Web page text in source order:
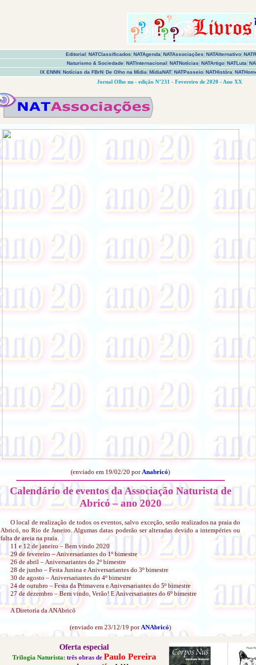
Editorial NATClassificados NATAgenda NATAssociações NATAlternativo
Naturismo & Sociedade NATInternacional NATNotícias NATArtigo NATLuta
IX ENNN| Notícias da FBrN| De Olho na Mídia MídiaNAT| NATPasseio| NATHistóra
Jornal Olho nu - edição N°231 - Fevereiro de 2020 - Ano XX
(enviado em 19/02/20 porAnabricó)
Calendário de eventos da Associação Naturista de
Abricó – ano 2020
O local de realização de todos os eventos, salvo exceção, serão realizados na praia do
Abricó, no Rio de Janeiro. Algumas datas poderão ser alteradas devido a intempéries ou
falta de areia na praia.
11 e 12 de janeiro – Bem vindo 2020
29 de fevereiro – Aniversariantes do 1º bimestre
26 de abril – Aniversariantes do 2º bimestre
28 de junho – Festa Junina e Aniversariantes do 3º bimestre
30 de agosto – Aniversariantes do 4º bimestre
24 de outubro – Festa da Primavera e Aniversariantes do 5º bimestre
27 de dezembro – Bem vindo, Verão! E Aniversariantes do 6º bimestre
A Diretoria da ANAbricó
(enviado em 23/12/19 porANAbricó)
Oferta especial
Trilogia Naturista: três obras de Paulo Pereira